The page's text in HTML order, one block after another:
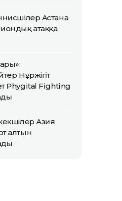
Астана
атаққа
Нұржігіт
Phygital Fighting
Азия
алтын